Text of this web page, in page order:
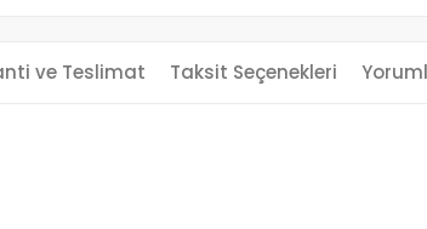
ve Teslimat Taksit Seçenekleri